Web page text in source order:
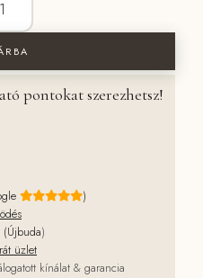
pontokat szerezhetsz!
)
(Újbuda)
üzlet
kínálat & garancia